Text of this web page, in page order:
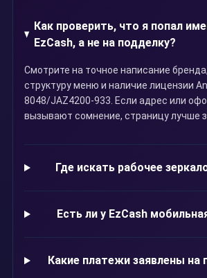
Как проверить, что я попал
EzCash, а не на подделку?
Смотрите на точное написание
структуру меню и наличие лицензии
8048/JAZ4200-933. Если адрес или
вызывают сомнение, страницу лучше
Где искать рабочее
Есть ли у EzCash
Какие платежи заявлены на